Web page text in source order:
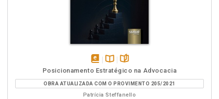
disponível
em
eBook
Disponível
na
B.V.
páginas
Posicionamento Estratégico na Advocacia
OBRA ATUALIZADA COM O PROVIMENTO 205/2021
Patrícia Steffanello